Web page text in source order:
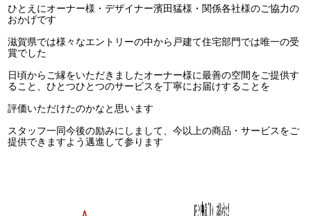
ひとえにオーナー様・デザイナー濱田猛様・関係各社様のご協力の
おかげです
滋賀県では様々なエントリーの中から戸建て住宅部門では唯一の受
賞でした
日頃からご縁をいただきましたオーナー様に最善の空間をご提供す
ること、ひとつひとつのサービスを丁寧にお届けすることを
評価いただけたのかなと思います
スタッフ一同今後の励みにしまして、今以上の商品・サービスをご
提供できますよう邁進して参ります